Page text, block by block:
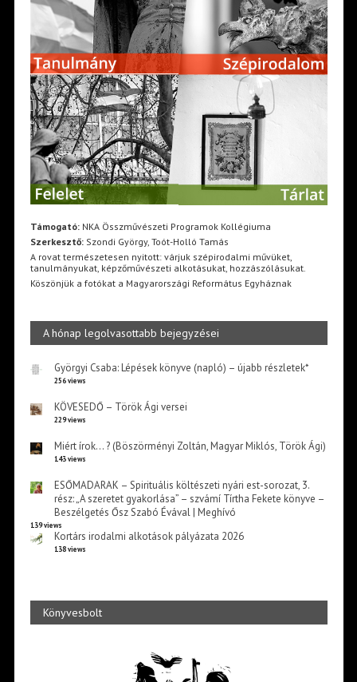
Támogató:NKA Összművészeti Programok Kollégiuma
Szerkesztő:Szondi György, Toót-Holló Tamás
A rovat természetesen nyitott: várjuk szépirodalmi művüket,
tanulmányukat, képzőművészeti alkotásukat, hozzászólásukat.
Köszönjük a fotókat a Magyarországi Református Egyháznak
A hónap legolvasottabb bejegyzései
Györgyi Csaba: Lépések könyve (napló) – újabb részletek*
256 views
KÖVESEDŐ – Török Ági versei
229 views
Miért írok… ? (Böszörményi Zoltán, Magyar Miklós, Török Ági)
143 views
ESŐMADARAK – Spirituális költészeti nyári est-sorozat, 3.
rész: „A szeretet gyakorlása” – szvámí Tírtha Fekete könyve –
Beszélgetés Ősz Szabó Évával | Meghívó
139 views
Kortárs irodalmi alkotások pályázata 2026
138 views
Könyvesbolt